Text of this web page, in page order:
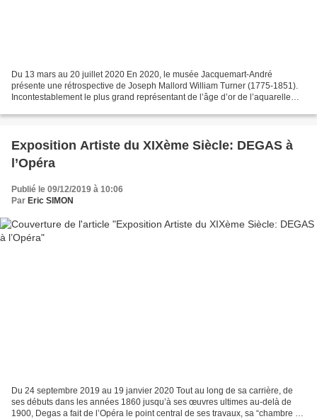
Du 13 mars au 20 juillet 2020 En 2020, le musée Jacquemart-André
présente une rétrospective de Joseph Mallord William Turner (1775-1851).
Incontestablement le plus grand représentant de l’âge d’or de l’aquarelle
Exposition Artiste du XIXème Siècle: DEGAS à
l’Opéra
Publié le 09/12/2019 à 10:06
Par Eric SIMON
Du 24 septembre 2019 au 19 janvier 2020 Tout au long de sa carrière, de
ses débuts dans les années 1860 jusqu’à ses œuvres ultimes au-delà de
1900, Degas a fait de l’Opéra le point central de ses travaux, sa “chambre à